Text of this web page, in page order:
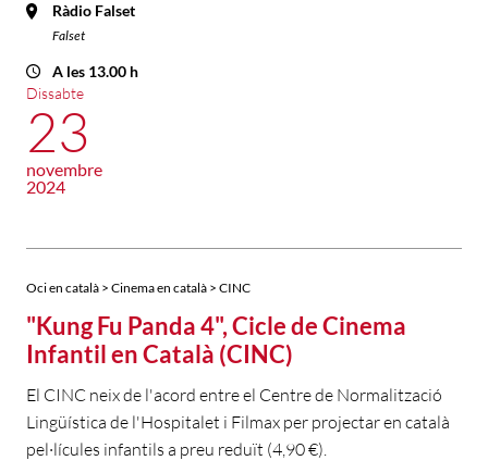
Ràdio Falset
Falset
A les 13.00 h
Dissabte
23
novembre
2024
Oci en català > Cinema en català > CINC
"Kung Fu Panda 4", Cicle de Cinema
Infantil en Català (CINC)
El CINC neix de l'acord entre el Centre de Normalització
Lingüística de l'Hospitalet i Filmax per projectar en català
pel·lícules infantils a preu reduït (4,90 €).